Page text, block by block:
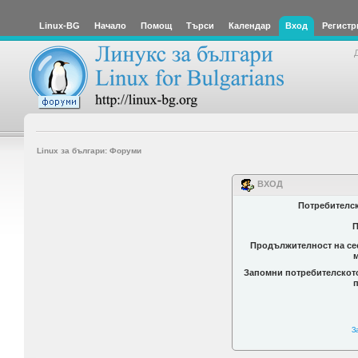
Linux-BG Начало Помощ Търси Календар Вход
Linux за българи: Форуми
ВХОД
Продължителност на
Запомни